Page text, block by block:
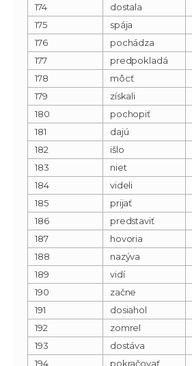
174
dostala
175
spája
176
pochádza
177
predpokladá
178
môcť
179
získali
180
pochopiť
181
dajú
182
išlo
183
niet
184
videli
185
prijať
186
predstaviť
187
hovoria
188
nazýva
189
vidí
190
začne
191
dosiahol
192
zomrel
193
dostáva
194
pokračovať